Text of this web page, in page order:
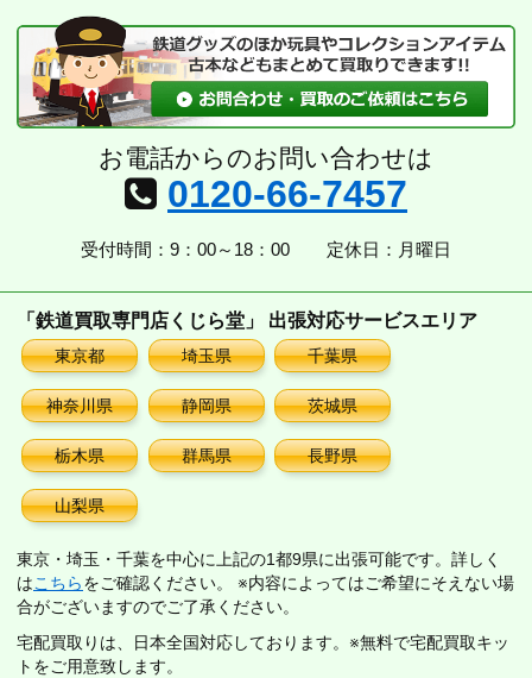
ブ
お電話からのお問い合わせは
0120-66-7457
受付時間：9：00～18：00 定休日：月曜日
「鉄道買取専門店くじら堂」 出張対応サービスエリア
東京都 埼玉県 千葉県
神奈川県 静岡県 茨城県
栃木県 群馬県 長野県
山梨県
東京・埼玉・千葉を中心に上記の1都9県に出張可能です。詳しく
はこちらをご確認ください。 ※内容によってはご希望にそえない場
合がございますのでご了承ください。
宅配買取りは、日本全国対応しております。※無料で宅配買取キッ
トをご用意致します。